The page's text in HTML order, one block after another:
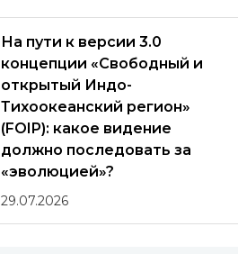
На пути к версии 3.0
концепции «Свободный и
открытый Индо-
Тихоокеанский регион»
(FOIP): какое видение
должно последовать за
«эволюцией»?
29.07.2026